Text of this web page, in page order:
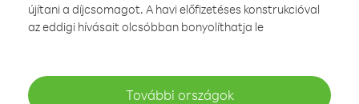
újítani a díjcsomagot. A havi előfizetéses konstrukcióval
az eddigi hívásait olcsóbban bonyolíthatja le
További országok